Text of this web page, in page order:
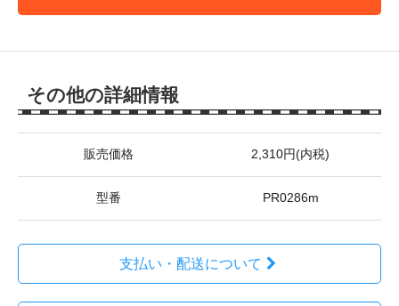
その他の詳細情報
販売価格 2,310円(内税)
型番 PR0286m
支払い・配送について